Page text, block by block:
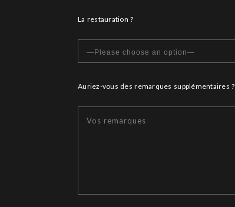
La restauration ?
Auriez-vous des remarques supplémentaires ?